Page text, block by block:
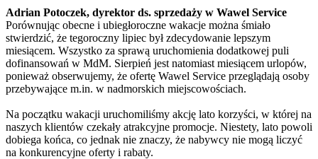
Adrian Potoczek, dyrektor ds. sprzedaży w Wawel Service
Porównując obecne i ubiegłoroczne wakacje można śmiało
stwierdzić, że tegoroczny lipiec był zdecydowanie lepszym
miesiącem. Wszystko za sprawą uruchomienia dodatkowej puli
dofinansowań w MdM. Sierpień jest natomiast miesiącem urlopów,
ponieważ obserwujemy, że ofertę Wawel Service przeglądają osoby
przebywające m.in. w nadmorskich miejscowościach.
Na początku wakacji uruchomiliśmy akcję lato korzyści, w której na
naszych klientów czekały atrakcyjne promocje. Niestety, lato powoli
dobiega końca, co jednak nie znaczy, że nabywcy nie mogą liczyć
na konkurencyjne oferty i rabaty.